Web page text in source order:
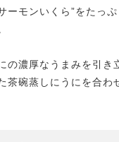
モンいくら”をたっ
濃厚なうまみを引き
碗蒸しにうにを合わ